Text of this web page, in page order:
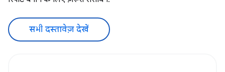
सभी दस्तावेज़ देखें